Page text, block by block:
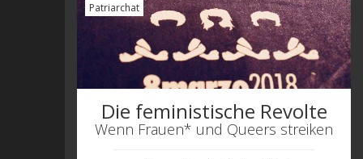
Patriarchat
Die feministische Revolte
Wenn Frauen* und Queers streiken